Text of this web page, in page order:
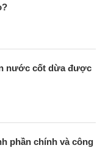
nước cốt dừa được
phần chính và công